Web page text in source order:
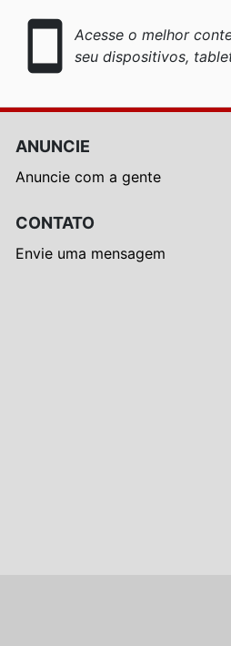
smartphone
Acesse o melhor
seu dispositivos,
ANUNCIE
Anuncie com a gente
CONTATO
Envie uma mensagem